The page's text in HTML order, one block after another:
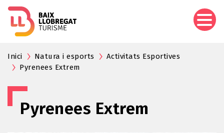
Inici Natura i esports
Activitats Esportives
Pyrenees Extrem
Pyrenees Extrem